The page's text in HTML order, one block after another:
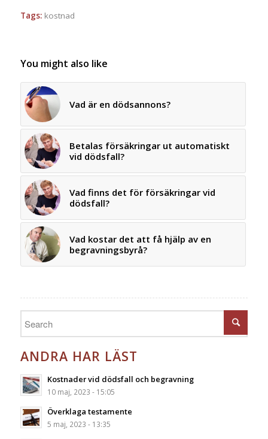
Tags: kostnad
You might also like
Vad är en dödsannons?
Betalas försäkringar ut automatiskt
vid dödsfall?
Vad finns det för försäkringar vid
dödsfall?
Vad kostar det att få hjälp av en
begravningsbyrå?
ANDRA HAR LÄST
Kostnader vid dödsfall och begravning
10 maj, 2023 - 15:05
Överklaga testamente
5 maj, 2023 - 13:35